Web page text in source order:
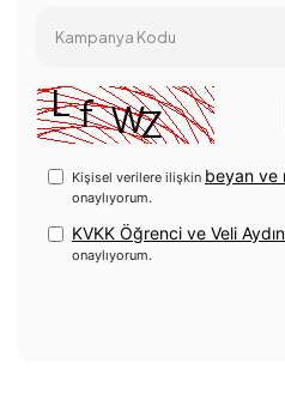
Kampanya Kodu
Kişisel verilere ilişkin beyan ve
onaylıyorum.
KVKK Öğrenci ve Veli
onaylıyorum.